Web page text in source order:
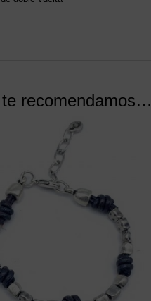
te recomendamos…